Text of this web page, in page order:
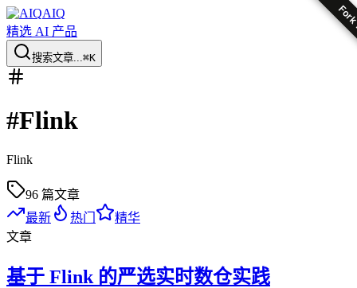
AIQ
精选 AI 产品
搜索文章...⌘K
#Flink
Flink
96 篇文章
最新
热门
精华
文章
基于 Flink 的严选实时数仓实践